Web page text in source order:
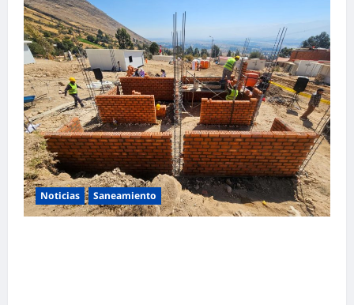
Noticias Saneamiento